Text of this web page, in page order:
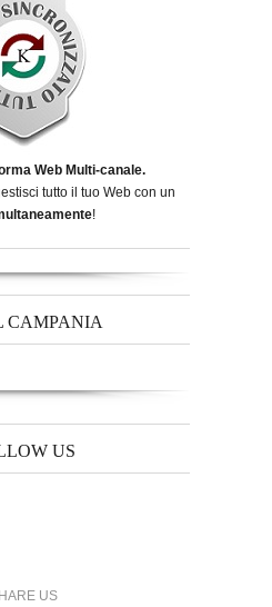
Web Multi-canale.
tutto il tuo Web con un
!
CAMPANIA
US
US